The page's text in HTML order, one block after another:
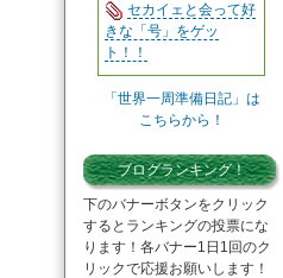
セカイェと会って好
きな「号」をゲッ
ト！！
「世界一周準備日記」は
こちらから！
ブログランキング！
下のバナーボタンをクリック
するとランキングの投票にな
ります！各バナー1日1回のク
リックで応援お願いします！